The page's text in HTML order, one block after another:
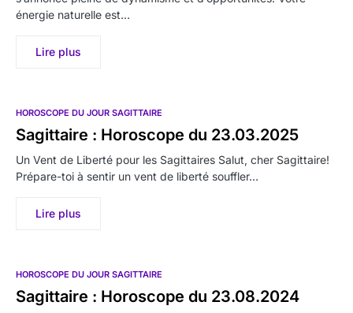
énergie naturelle est…
Lire plus
HOROSCOPE DU JOUR SAGITTAIRE
Sagittaire : Horoscope du 23.03.2025
Un Vent de Liberté pour les Sagittaires Salut, cher Sagittaire!
Prépare-toi à sentir un vent de liberté souffler…
Lire plus
HOROSCOPE DU JOUR SAGITTAIRE
Sagittaire : Horoscope du 23.08.2024